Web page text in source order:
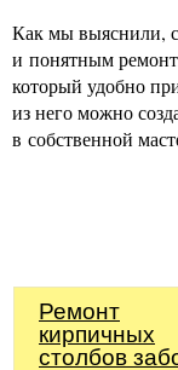
Как мы выяснили,
и понятным
который удобно
из него можно
в собственной
Ремонт
кирпичных
столбов